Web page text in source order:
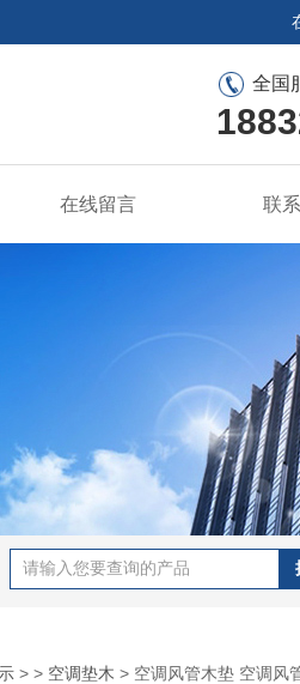
全国
在线留言 联
> > 空调垫木 > 空调风管木垫 空调风